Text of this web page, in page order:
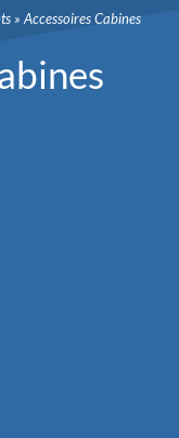
» Accessoires Cabines